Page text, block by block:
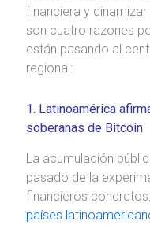
financiera y
son cuatro razones
están pasando al
regional:
1. Latinoamérica
soberanas de Bitcoin
La acumulación
pasado de la
financieros
países